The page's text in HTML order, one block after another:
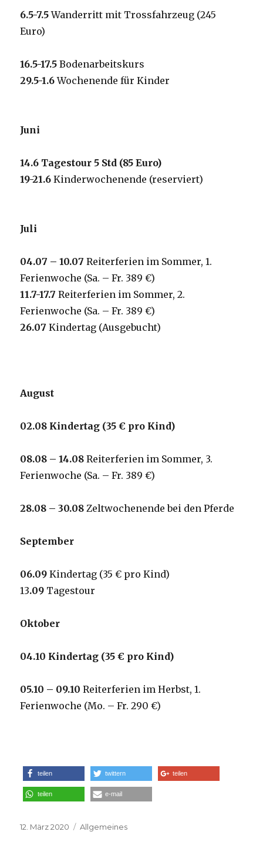
6.5-7.5Wanderritt mit Trossfahrzeug (245
Euro)
16.5-17.5 Bodenarbeitskurs
29.5-1.6Wochenende für Kinder
Juni
14.6 Tagestour 5 Std (85 Euro)
19-21.6 Kinderwochenende (reserviert)
Juli
04.07 –10.07 Reiterferien im Sommer, 1.
Ferienwoche (Sa. – Fr. 389 €)
11.7-17.7 Reiterferien im Sommer, 2.
Ferienwoche (Sa. – Fr. 389 €)
26.07 Kindertag (Ausgebucht)
August
02.08 Kindertag (35 € pro Kind)
08.08 –14.08 Reiterferien im Sommer, 3.
Ferienwoche (Sa. – Fr. 389 €)
28.08 –30.08 Zeltwochenende bei den Pferde
September
06.09 Kindertag (35 € pro Kind)
13.09 Tagestour
Oktober
04.10 Kindertag (35 € pro Kind)
05.10 – 09.10 Reiterferien im Herbst, 1.
Ferienwoche (Mo. – Fr. 290 €)
teilen twittern teilen
teilen e-mail
Veröffentlicht
12. März 2020 Kategorien
Allgemeines